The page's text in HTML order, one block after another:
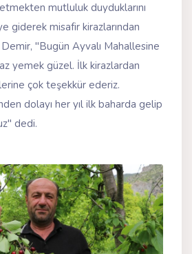
mutluluk duyduklarını
giderek misafir kirazlarından
"Bugün Ayvalı Mahallesine
yemek güzel. İlk kirazlardan
çok teşekkür ederiz.
dolayı her yıl ilk baharda gelip
dedi.